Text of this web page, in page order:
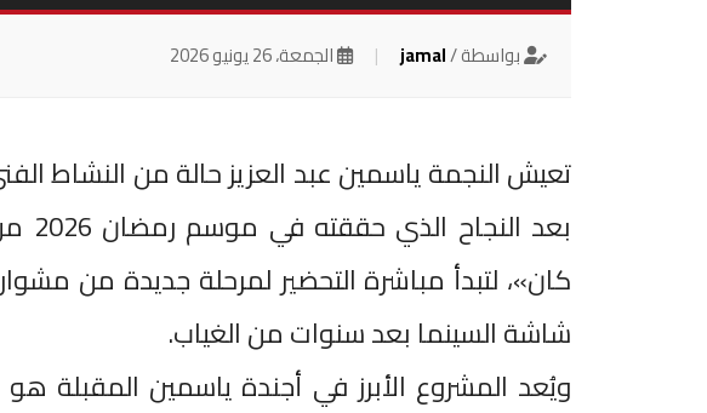
بواسطة /jamal
| الجمعة، 26 يونيو 2026
تعيش النجمة ياسمين عبد العزيز حالة من النشاط
كان»، لتبدأ مباشرة التحضير لمرحلة جديدة من
شاشة السينما بعد سنوات من الغياب.
ويُعد المشروع الأبرز في أجندة ياسمين المقبلة